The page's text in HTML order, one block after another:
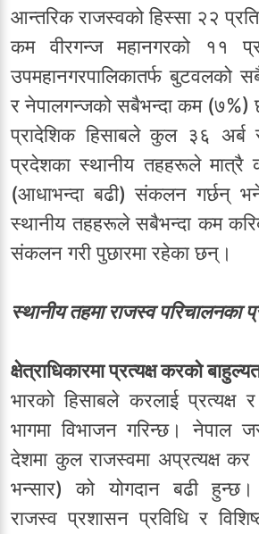
आन्तरिक राजस्वको हिस्सा २२
कम वीरगन्ज महानगरको ११
उपमहानगरपालिकातर्फ बुटवलको
र नेपालगन्जको सबैभन्दा कम (७%)
प्रादेशिक हिसाबले कुल ३६ अर्ब
प्रदेशका स्थानीय तहहरूले मात्रै
(आधाभन्दा बढी) संकलन गर्छन्
स्थानीय तहहरूले सबैभन्दा कम
संकलन गरी पुछारमा रहेका छन्।
स्थानीय तहमा राजस्व
क्षेत्राधिकारमा प्रत्यक्ष करको
भारको हिसाबले करलाई प्रत्यक्ष
भागमा विभाजन गरिन्छ। नेपाल
देशमा कुल राजस्वमा अप्रत्यक्ष
भन्सार) को योगदान बढी
राजस्व प्रशासन प्रविधि र